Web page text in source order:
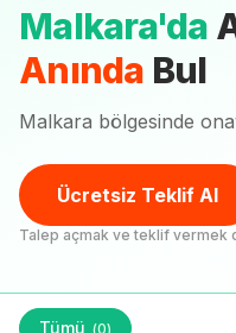
Malkara'da
Anında Bul
Malkara bölgesinde
Ücretsiz Teklif Al
Talep açmak ve teklif vermek
Tümü (0)